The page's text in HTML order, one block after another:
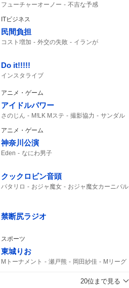
フューチャーオーノー
不吉な予感
ITビジネス
民間負担
コスト増加 外交の失敗
イランが
Do it!!!!!
インスタライブ
アニメ・ゲーム
アイドルパワー
さのじん M!LK Mステ 撮影協力 サンダル
アニメ・ゲーム
神奈川公演
Eden なにわ男子
クックロビン音頭
パタリロ おジャ魔女
おジャ魔女カーニバル
禁断尻ラジオ
スポーツ
東城りお
Mトーナメント 瀬戸熊 岡田紗佳
Mリーグ
20位まで見る